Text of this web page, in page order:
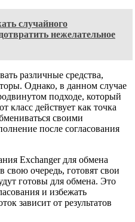
случайного
нежелательное
различные средства,
Однако, в данном случае
подходе, который
класс действует как точка
своими
после согласования
Exchanger для обмена
очередь, готовят свои
готовы для обмена. Это
и избежать
зависит от результатов